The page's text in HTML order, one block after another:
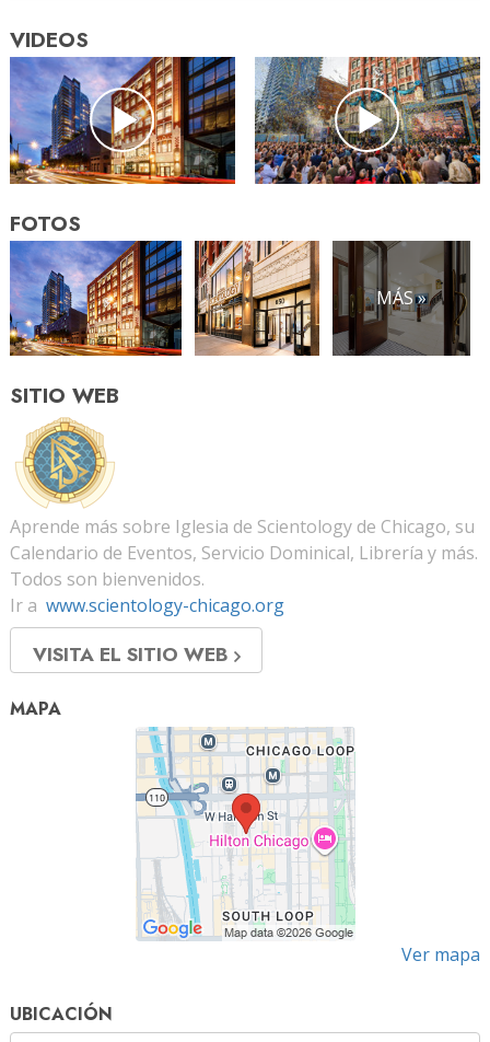
VIDEOS
FOTOS
MÁS »
SITIO WEB
Aprende más sobre Iglesia de Scientology de Chicago, su
Calendario de Eventos, Servicio Dominical, Librería y más.
Todos son bienvenidos.
Ir a www.scientology-chicago.org
VISITA EL SITIO WEB
MAPA
Ver mapa
UBICACIÓN